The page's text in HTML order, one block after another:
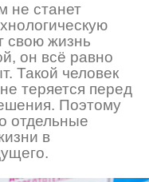
не станет
свою жизнь
он всё равно
. Такой человек
теряется перед
Поэтому
отдельные
в